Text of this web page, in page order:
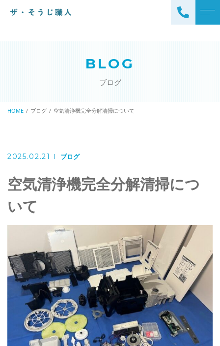
ザ・そうじ職人について
エアコンクリーニング
ハウスクリーニング
浴室クリーニング
風呂釜洗浄・追い炊き配管
クリーニング
トイレクリーニング
クリニック施設専門清掃
除菌清掃
よくある質問
ブログ
洗濯機クリーニング
空気清浄機クリーニング
その他のお掃除
BLOG
ブログ
HOME ブログ 空気清浄機完全分解清掃について
2025.02.21 ブログ
空気清浄機完全分解清掃につ
いて